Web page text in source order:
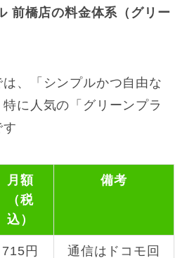
前橋店の料金体系（グリー
、「シンプルかつ自由な
に人気の「グリーンプラ
す
月額
（税
込）
備考
715円
通信はドコモ回